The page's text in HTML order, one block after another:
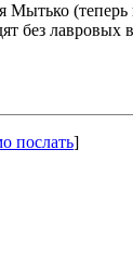
лавровых
послать]